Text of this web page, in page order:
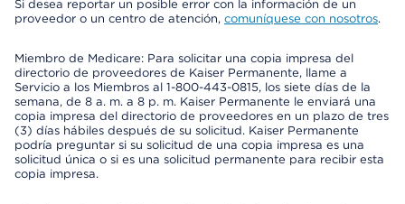
Si desea reportar un posible error con la información de un
proveedor o un centro de atención, comuníquese con nosotros.
Miembro de Medicare: Para solicitar una copia impresa del
directorio de proveedores de Kaiser Permanente, llame a
Servicio a los Miembros al 1-800-443-0815, los siete días de la
semana, de 8 a. m. a 8 p. m. Kaiser Permanente le enviará una
copia impresa del directorio de proveedores en un plazo de tres
(3) días hábiles después de su solicitud. Kaiser Permanente
podría preguntar si su solicitud de una copia impresa es una
solicitud única o si es una solicitud permanente para recibir esta
copia impresa.